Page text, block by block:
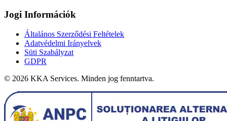
Jogi Információk
Általános Szerződési Feltételek
Adatvédelmi Irányelvek
Süti Szabályzat
GDPR
© 2026 KKA Services. Minden jog fenntartva.